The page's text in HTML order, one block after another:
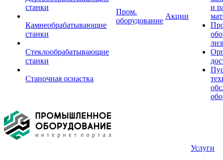
станки
Камнеобрабатывающие
станки
Стеклообрабатывающие
станки
Станочная оснастка
Пром.
оборудование
Акции
и
Услуги